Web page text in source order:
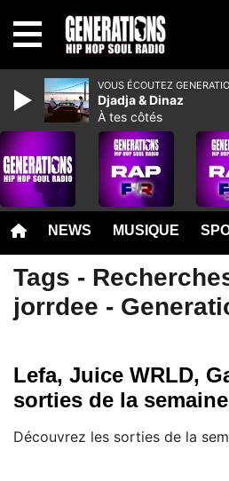
NEWS MUSIQUE
Tags -
jorrdee -
Lefa, Juice WRLD,
sorties de la
Découvrez les sorties de la
VOUS ÉCOUTEZ
Djadja & Dinaz
À tes côtés